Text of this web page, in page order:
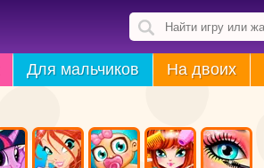
Для мальчиков На двоих